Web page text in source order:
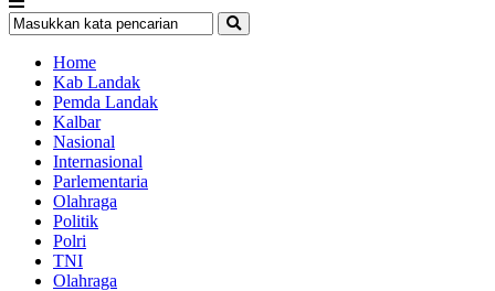
Home
Kab Landak
Pemda Landak
Kalbar
Nasional
Internasional
Parlementaria
Olahraga
Politik
Polri
TNI
Olahraga